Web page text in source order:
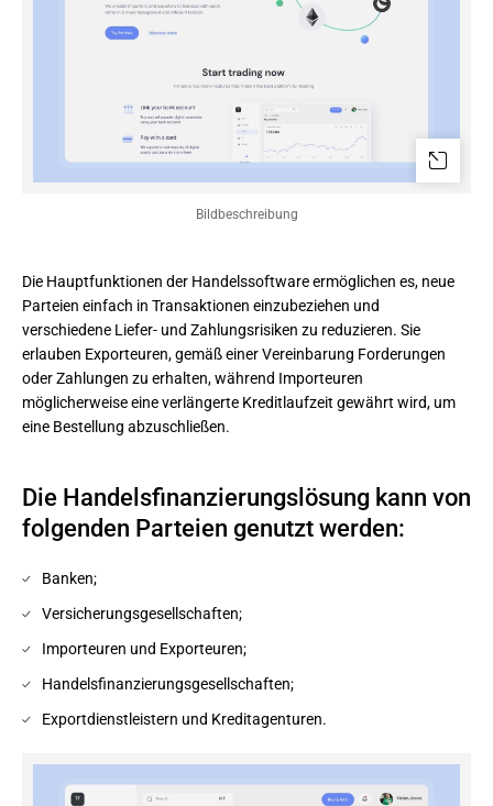
Bildbeschreibung
Die Hauptfunktionen der Handelssoftware ermöglichen es, neue
Parteien einfach in Transaktionen einzubeziehen und
verschiedene Liefer- und Zahlungsrisiken zu reduzieren. Sie
erlauben Exporteuren, gemäß einer Vereinbarung Forderungen
oder Zahlungen zu erhalten, während Importeuren
möglicherweise eine verlängerte Kreditlaufzeit gewährt wird, um
eine Bestellung abzuschließen.
Die Handelsfinanzierungslösung kann von
folgenden Parteien genutzt werden:
Banken;
Versicherungsgesellschaften;
Importeuren und Exporteuren;
Handelsfinanzierungsgesellschaften;
Exportdienstleistern und Kreditagenturen.